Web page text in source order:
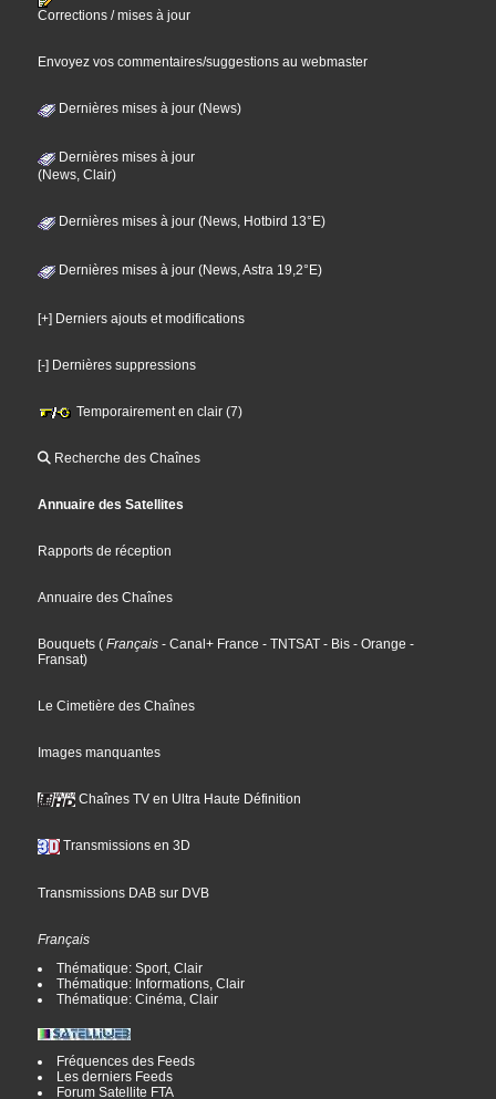
Corrections / mises à jour
Envoyez vos commentaires/suggestions au webmaster
Dernières mises à jour (News)
Dernières mises à jour
(News, Clair)
Dernières mises à jour (News, Hotbird 13°E)
Dernières mises à jour (News, Astra 19,2°E)
[+] Derniers ajouts et modifications
[-] Dernières suppressions
Temporairement en clair (7)
Recherche des Chaînes
Annuaire des Satellites
Rapports de réception
Annuaire des Chaînes
Bouquets ( Français - Canal+ France - TNTSAT - Bis - Orange -
Fransat)
Le Cimetière des Chaînes
Images manquantes
Chaînes TV en Ultra Haute Définition
Transmissions en 3D
Transmissions DAB sur DVB
Français
Thématique: Sport, Clair
Thématique: Informations, Clair
Thématique: Cinéma, Clair
Fréquences des Feeds
Les derniers Feeds
Forum Satellite FTA